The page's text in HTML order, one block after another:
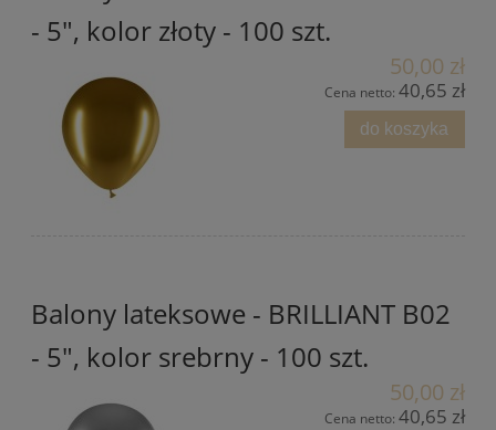
- 5", kolor złoty - 100 szt.
50,00 zł
Cena netto: 40,65 zł
do koszyka
Balony lateksowe - BRILLIANT B02
- 5", kolor srebrny - 100 szt.
50,00 zł
Cena netto: 40,65 zł